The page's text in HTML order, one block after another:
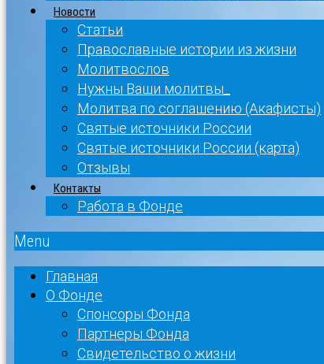
Новости
Статьи
Православные истории из жизни
Молитвослов
Нужны Ваши молитвы_
Молитва по соглашению (Акафисты)
Святые источники России
Святые источники России (карта)
Отзывы
Контакты
Работа в Фонде
Menu
Главная
О Фонде
Спонсоры Фонда
Партнеры Фонда
Свидетельство о жизни